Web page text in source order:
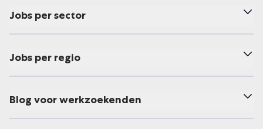
Jobs per sector
Jobs per regio
Blog voor werkzoekenden